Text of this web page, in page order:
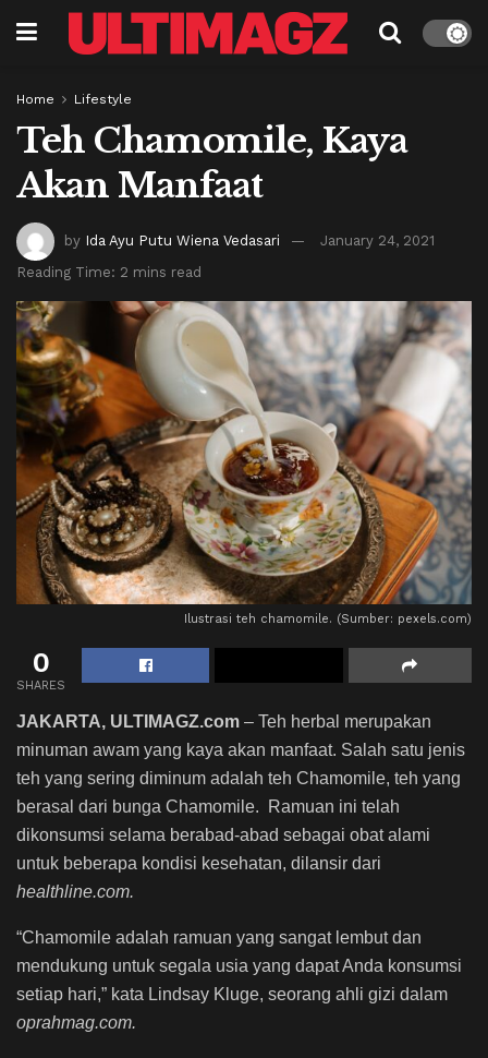
Home Lifestyle
Teh Chamomile, Kaya
Akan Manfaat
by Ida Ayu Putu Wiena Vedasari
January 24, 2021
Reading Time: 2 mins read
Ilustrasi teh chamomile. (Sumber: pexels.com)
0
SHARES
JAKARTA, ULTIMAGZ.com – Teh herbal merupakan
minuman awam yang kaya akan manfaat. Salah satu jenis
teh yang sering diminum adalah teh Chamomile, teh yang
berasal dari bunga Chamomile. Ramuan ini telah
dikonsumsi selama berabad-abad sebagai obat alami
untuk beberapa kondisi kesehatan, dilansir dari
healthline.com.
“Chamomile adalah ramuan yang sangat lembut dan
mendukung untuk segala usia yang dapat Anda konsumsi
setiap hari,” kata Lindsay Kluge, seorang ahli gizi dalam
oprahmag.com.